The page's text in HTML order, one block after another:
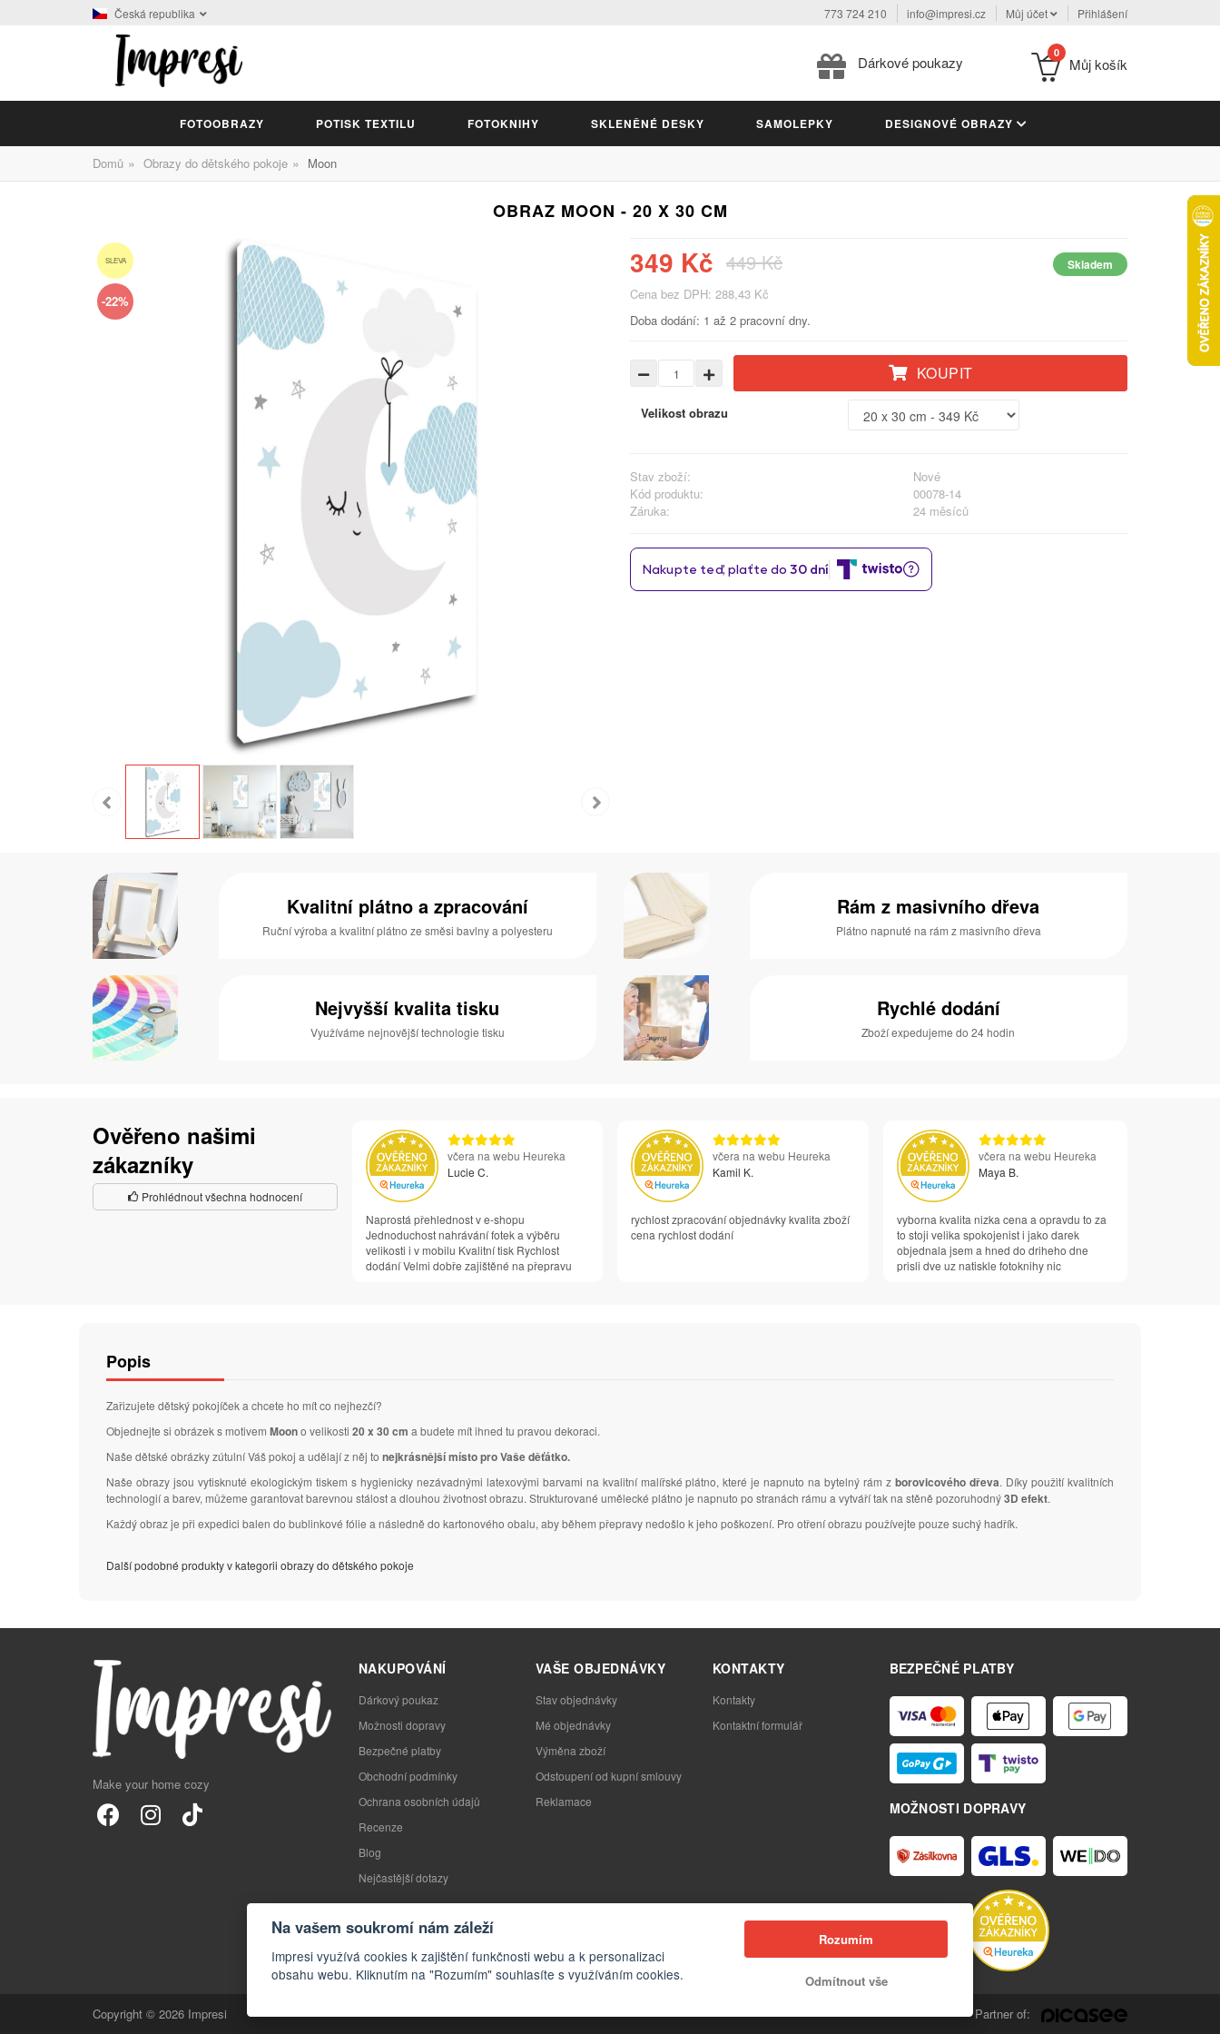
Česká republika 773 724 210 info@impresi.cz Můj účet Přihlášení
Dárkové poukazy
0
Můj košík
FOTOOBRAZY POTISK TEXTILU FOTOKNIHY SKLENĚNÉ DESKY SAMOLEPKY DESIGNOVÉ OBRAZY
Domů » Obrazy do dětského pokoje » Moon
OBRAZ MOON - 20 X 30 CM
SLEVA
-22%
349 Kč 449 Kč Skladem
Cena bez DPH: 288,43 Kč
Doba dodání: 1 až 2 pracovní dny.
KOUPIT
Velikost obrazu
Stav zboží:
Nové
Kód produktu:
00078-14
Záruka:
24 měsíců
Kvalitní plátno a zpracování
Ruční výroba a kvalitní plátno ze směsi bavlny a polyesteru
Rám z masivního dřeva
Plátno napnuté na rám z masivního dřeva
Nejvyšší kvalita tisku
Využíváme nejnovější technologie tisku
Rychlé dodání
Zboží expedujeme do 24 hodin
Ověřeno našimi
zákazníky
Prohlédnout všechna hodnocení
včera na webu Heureka
Lucie C.
Naprostá přehlednost v e-shopu
Jednoduchost nahrávání fotek a výběru
velikosti i v mobilu Kvalitní tisk Rychlost
dodání Velmi dobře zajištěné na přepravu
včera na webu Heureka
Kamil K.
rychlost zpracování objednávky kvalita zboží
cena rychlost dodání
včera na webu Heureka
Maya B.
vyborna kvalita nizka cena a opravdu to za
to stoji velika spokojenist i jako darek
objednala jsem a hned do driheho dne
prisli dve uz natiskle fotoknihy nic
Popis
Zařizujete dětský pokojíček a chcete ho mít co nejhezčí?
Objednejte si obrázek s motivem Moono velikosti 20 x 30 cm a budete mít ihned tu pravou dekoraci.
Naše dětské obrázky zútulní Váš pokoj a udělají z něj to nejkrásnější místo pro Vaše děťátko.
Naše obrazy jsou vytisknuté ekologickým tiskem s hygienicky nezávadnými latexovými barvami na kvalitní malířské plátno, které je napnuto na bytelný rám zborovicového dřeva. Díky použití kvalitních
technologií a barev, můžeme garantovat barevnou stálost a dlouhou životnost obrazu. Strukturované umělecké plátno je napnuto po stranách rámu a vytváří tak na stěně pozoruhodný3D efekt.
Každý obraz je při expedici balen do bublinkové fólie a následně do kartonového obalu, aby během přepravy nedošlo k jeho poškození. Pro otření obrazu používejte pouze suchý hadřík.
Další podobné produkty v kategorii obrazy do dětského pokoje
Make your home cozy
BEZPEČNÉ PLATBY
MOŽNOSTI DOPRAVY
NAKUPOVÁNÍ
Dárkový poukaz
Možnosti dopravy
Bezpečné platby
Obchodní podmínky
Ochrana osobních údajů
Recenze
Blog
Nejčastější dotazy
VAŠE OBJEDNÁVKY
Stav objednávky
Mé objednávky
Výměna zboží
Odstoupení od kupní smlouvy
Reklamace
KONTAKTY
Kontakty
Kontaktní formulář
Copyright © 2026 Impresi Partner of:
Na vašem soukromí nám záleží
Impresi využívá cookies k zajištění funkčnosti webu a k personalizaci
obsahu webu. Kliknutím na "Rozumím" souhlasíte s využíváním cookies.
Rozumím
Odmítnout vše